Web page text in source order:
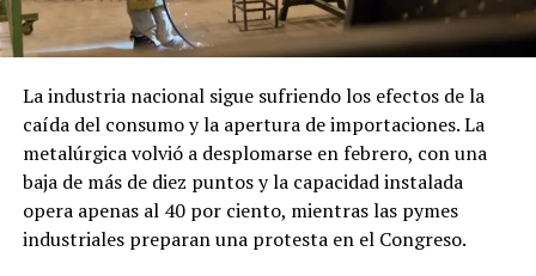
La industria nacional sigue sufriendo los efectos de la
caída del consumo y la apertura de importaciones. La
metalúrgica volvió a desplomarse en febrero, con una
baja de más de diez puntos y la capacidad instalada
opera apenas al 40 por ciento, mientras las pymes
industriales preparan una protesta en el Congreso.